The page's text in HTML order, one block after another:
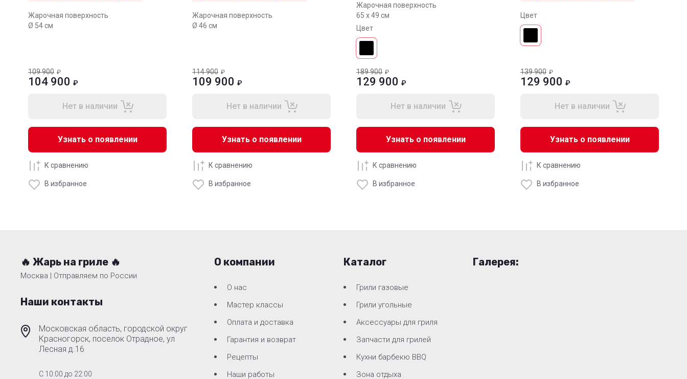
Жарочная поверхность
Ø 54 см
109 900 ₽
104 900 ₽
Нет в наличии
Узнать о появлении
К сравнению
В избранное
Жарочная поверхность
Ø 46 см
114 900 ₽
109 900 ₽
Нет в наличии
Узнать о появлении
К сравнению
В избранное
Жарочная поверхность
65 х 49 см
Цвет
189 900 ₽
129 900 ₽
Нет в наличии
Узнать о появлении
К сравнению
В избранное
Цвет
139 900 ₽
129 900 ₽
Нет в наличии
Узнать о появлении
К сравнению
В избранное
🔥 Жарь на гриле 🔥
Москва | Отправляем по России
Наши контакты
Московская область, городской округ
Красногорск, поселок Отрадное, ул
Лесная д.16
C 10:00 до 22:00
О компании
О нас
Мастер классы
Оплата и доставка
Гарантия и возврат
Рецепты
Наши работы
Каталог
Грили газовые
Грили угольные
Аксессуары для гриля
Запчасти для грилей
Кухни барбекю BBQ
Зона отдыха
Галерея: